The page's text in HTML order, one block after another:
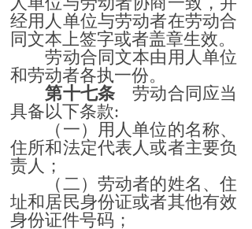
经用人单位与劳动者在劳动合
同文本上签字或者盖章生效。
劳动合同文本由用人单位
和劳动者各执一份。
第十七条 劳动合同应当
具备以下条款:
（一）用人单位的名称、
住所和法定代表人或者主要负
责人；
（二）劳动者的姓名、住
址和居民身份证或者其他有效
身份证件号码；